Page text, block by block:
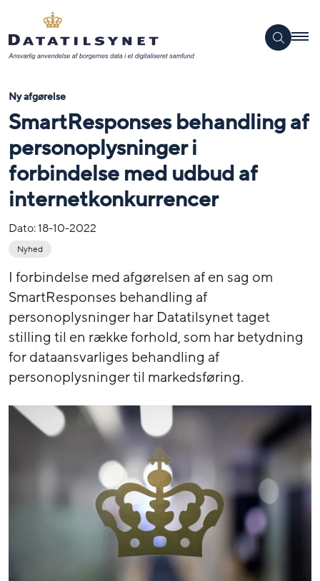
Ny afgørelse
SmartResponses behandling af
personoplysninger i
forbindelse med udbud af
internetkonkurrencer
Dato:18-10-2022
Nyhed
I forbindelse med afgørelsen af en sag om
SmartResponses behandling af
personoplysninger har Datatilsynet taget
stilling til en række forhold, som har betydning
for dataansvarliges behandling af
personoplysninger til markedsføring.